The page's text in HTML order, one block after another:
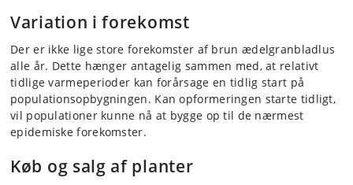
Variation i forekomst
Der er ikke lige store forekomster af brun ædelgranbladlus
alle år. Dette hænger antagelig sammen med, at relativt
tidlige varmeperioder kan forårsage en tidlig start på
populationsopbygningen. Kan opformeringen starte tidligt,
vil populationer kunne nå at bygge op til de nærmest
epidemiske forekomster.
Køb og salg af planter